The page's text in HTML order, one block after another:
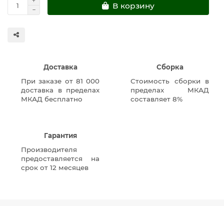
В корзину
Доставка
При заказе от 81 000
доставка в пределах
МКАД бесплатно
Сборка
Стоимость сборки в
пределах МКАД
составляет 8%
Гарантия
Производителя
предоставляется на
срок от 12 месяцев